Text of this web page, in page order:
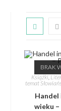
BRAK
Książki,
temat
wieku